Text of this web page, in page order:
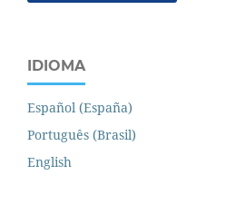
IDIOMA
Español (España)
Português (Brasil)
English